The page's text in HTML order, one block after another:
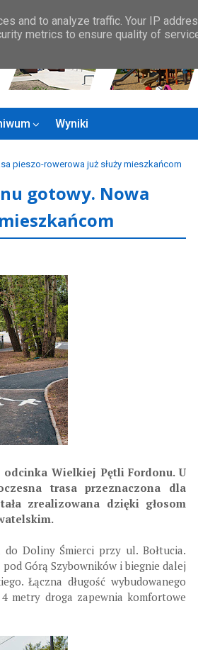
Wyniki
pieszo-rowerowa już służy mieszkańcom
gotowy. Nowa
Wielkiej Pętli Fordonu. U
trasa przeznaczona dla
zrealizowana dzięki głosom
Doliny Śmierci przy ul. Bołtucia.
Górą Szybowników i biegnie dalej
Łączna długość wybudowanego
metry droga zapewnia komfortowe
and to analyze traffic. Your IP
metrics to ensure quality of